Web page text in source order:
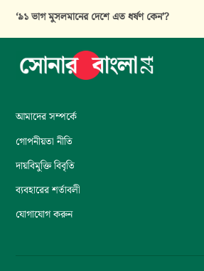
‘৯১ ভাগ মুসলমানের দেশে এত ধর্ষণ কেন’?
আমাদের সম্পর্কে
গোপনীয়তা নীতি
দায়বিমুক্তি বিবৃতি
ব্যবহারের শর্তাবলী
যোগাযোগ করুন